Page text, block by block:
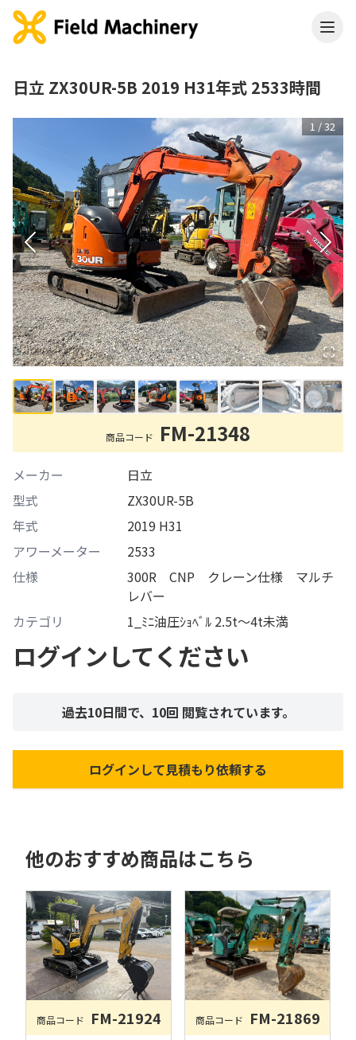
日立 ZX30UR-5B 2019 H31年式 2533時間
1 /32
商品コード FM-21348
メーカー
日立
型式
ZX30UR-5B
年式
2019 H31
アワーメーター
2533
仕様
300R CNP クレーン仕様 マルチ
レバー
カテゴリ
1_ﾐﾆ油圧ｼｮﾍﾞﾙ 2.5t～4t未満
ログインしてください
過去10日間で、 10回 閲覧されています。
ログインして見積もり依頼する
他のおすすめ商品はこちら
商品コード FM-21924 商品コード FM-21869